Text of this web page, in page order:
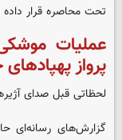
تحت محاصره قرار
عملیات
پرواز
لحظاتی قبل صدای
گزارش‌های رسانه‌ای